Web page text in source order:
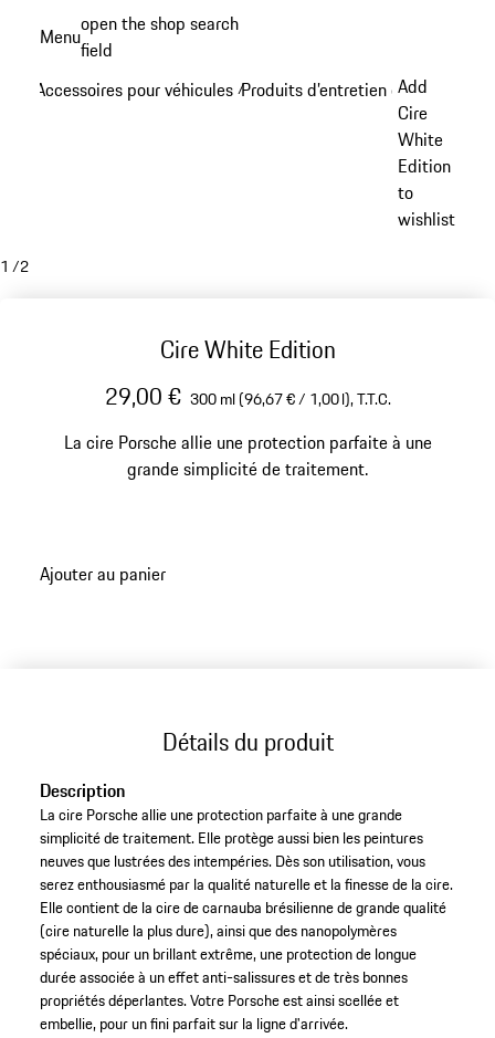
principal
Menuopen the shop search
field
Accessoires pour véhicules /Produits d’entretien et outils
Add
Cire
White
Edition
to
wishlist
1 /2
Cire White Edition
29,00 € 300 ml (96,67 € / 1,00 l),T.T.C.
La cire Porsche allie une protection parfaite à une
grande simplicité de traitement.
Ajouter au panier
Détails du produit
Description
La cire Porsche allie une protection parfaite à une grande
simplicité de traitement. Elle protège aussi bien les peintures
neuves que lustrées des intempéries. Dès son utilisation, vous
serez enthousiasmé par la qualité naturelle et la finesse de la cire.
Elle contient de la cire de carnauba brésilienne de grande qualité
(cire naturelle la plus dure), ainsi que des nanopolymères
spéciaux, pour un brillant extrême, une protection de longue
durée associée à un effet anti-salissures et de très bonnes
propriétés déperlantes. Votre Porsche est ainsi scellée et
embellie, pour un fini parfait sur la ligne d'arrivée.